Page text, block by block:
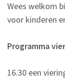
Wees welkom
voor kinderen
Programma
16.30 een